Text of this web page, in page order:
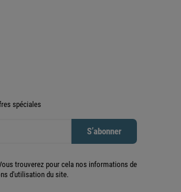
spéciales
trouverez pour cela nos informations de
d'utilisation du site.